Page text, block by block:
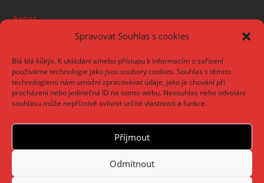
Spravovat Souhlas s cookies
Blá blá kůkýs. K ukládání a/nebo přístupu k informacím o zařízení
používáme technologie jako jsou soubory cookies. Souhlas s těmito
technologiemi nám umožní zpracovávat údaje, jako je chování při
procházení nebo jedinečná ID na tomto webu. Nesouhlas nebo odvolání
souhlasu může nepříznivě ovlivnit určité vlastnosti a funkce.
Příjmout
Odmítnout
Autor